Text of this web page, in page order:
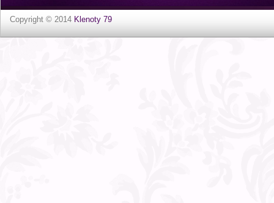
Copyright © 2014 Klenoty 79